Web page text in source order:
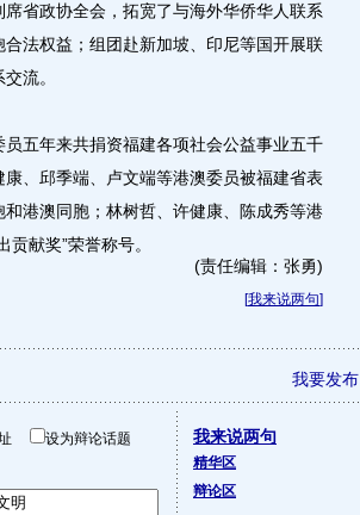
政协全会，拓宽了与海外华侨华人联系
法权益；组团赴新加坡、印尼等国开展联
流。
五年来共捐资福建各项社会公益事业五千
、邱季端、卢文端等港澳委员被福建省表
港澳同胞；林树哲、许健康、陈成秀等港
献奖”荣誉称号。
(责任编辑：张勇)
[我来说两句]
我要发布
址 设为辩论话题 我来说两句
精华区
辩论区